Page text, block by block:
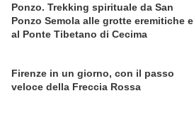
Ponzo. Trekking spirituale da San
Ponzo Semola alle grotte eremitiche e
al Ponte Tibetano di Cecima
Firenze in un giorno, con il passo
veloce della Freccia Rossa